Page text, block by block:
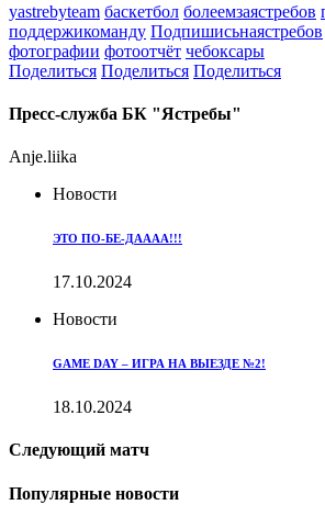
yastrebyteam баскетбол болеемзаястребов
поддержикоманду Подпишисьнаястребов
фотографии фотоотчёт чебоксары
Поделиться Поделиться Поделиться
Пресс-служба БК "Ястребы"
Anje.liika
Новости
ЭТО ПО-БЕ-ДАААА!!!
17.10.2024
Новости
GAME DAY – ИГРА НА ВЫЕЗДЕ №2!
18.10.2024
Следующий матч
Популярные новости